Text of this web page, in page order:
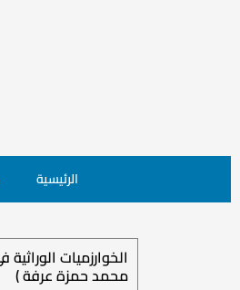
الرئيسية
محمد حمزة عرفة )